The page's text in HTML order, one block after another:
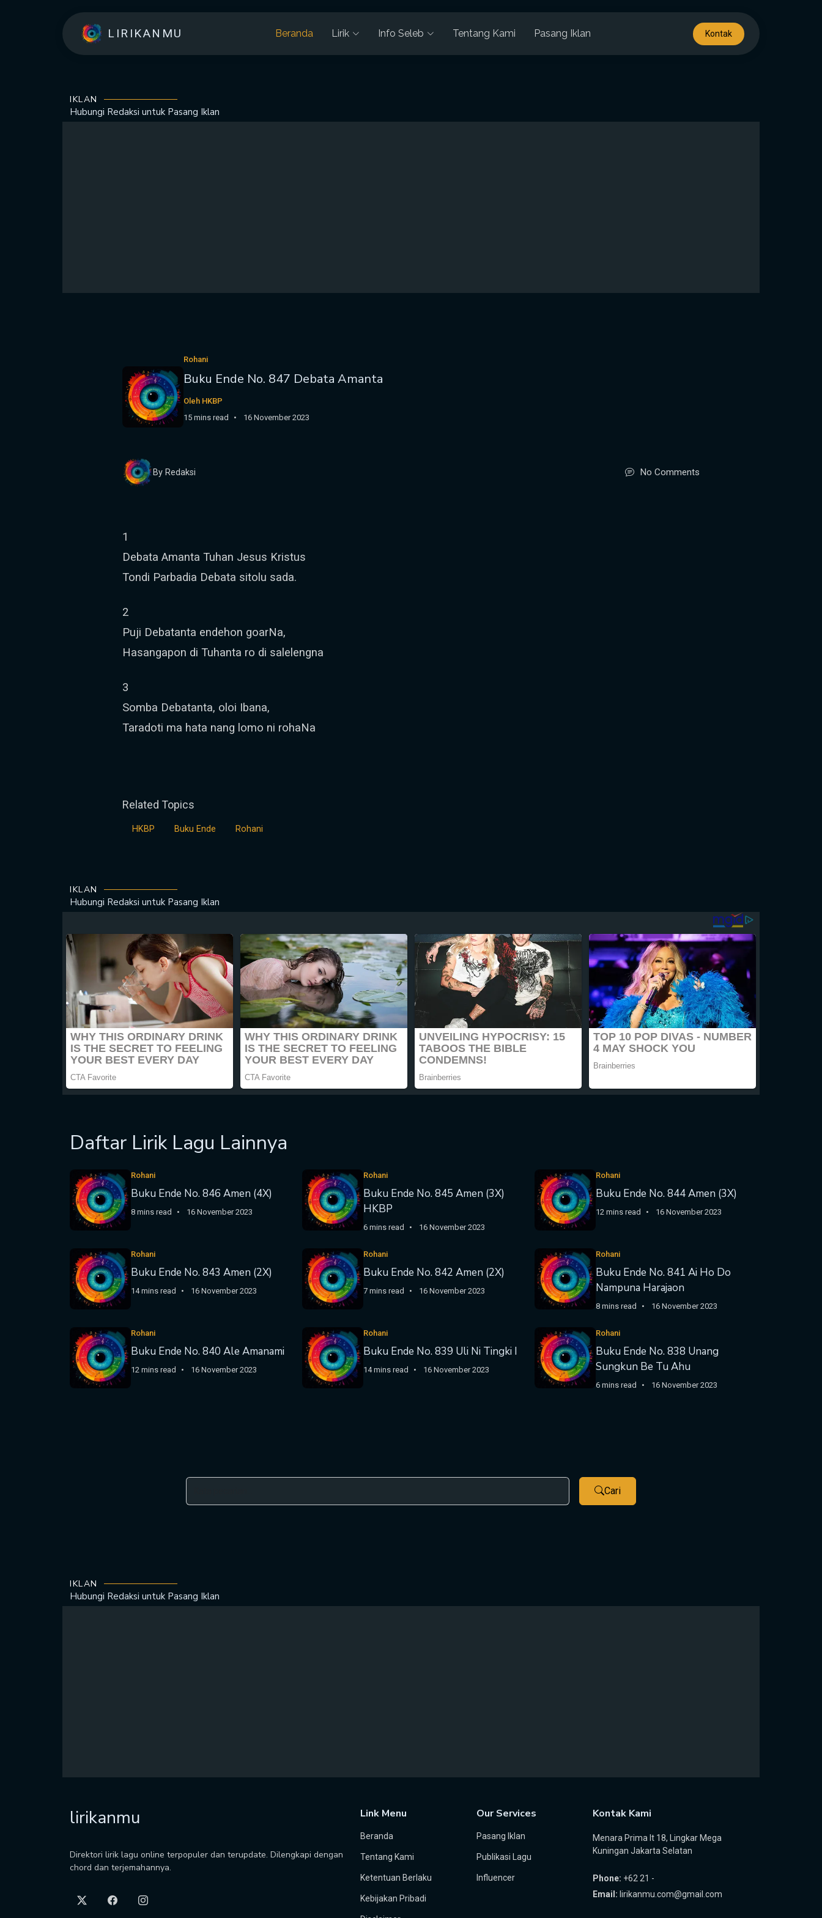
LIRIKANMU Beranda Lirik Info Seleb Tentang Kami Pasang Iklan Kontak
IKLAN
Hubungi Redaksi untuk Pasang Iklan
Rohani
Buku Ende No. 847 Debata Amanta
Oleh HKBP
15 mins read
16 November 2023
By Redaksi No Comments
1
Debata Amanta Tuhan Jesus Kristus
Tondi Parbadia Debata sitolu sada.
2
Puji Debatanta endehon goarNa,
Hasangapon di Tuhanta ro di salelengna
3
Somba Debatanta, oloi Ibana,
Taradoti ma hata nang lomo ni rohaNa
Related Topics
HKBP Buku Ende Rohani
IKLAN
Hubungi Redaksi untuk Pasang Iklan
Daftar Lirik Lagu Lainnya
Rohani
Buku Ende No. 846 Amen (4X)
8 mins read 16 November 2023
Rohani
Buku Ende No. 845 Amen (3X)
HKBP
6 mins read 16 November 2023
Rohani
Buku Ende No. 844 Amen (3X)
12 mins read 16 November 2023
Rohani
Buku Ende No. 843 Amen (2X)
14 mins read 16 November 2023
Rohani
Buku Ende No. 842 Amen (2X)
7 mins read 16 November 2023
Rohani
Buku Ende No. 841 Ai Ho Do
Nampuna Harajaon
8 mins read 16 November 2023
Rohani
Buku Ende No. 840 Ale Amanami
12 mins read 16 November 2023
Rohani
Buku Ende No. 839 Uli Ni Tingki I
14 mins read 16 November 2023
Rohani
Buku Ende No. 838 Unang
Sungkun Be Tu Ahu
6 mins read 16 November 2023
Cari
IKLAN
Hubungi Redaksi untuk Pasang Iklan
lirikanmu
Direktori lirik lagu online terpopuler dan terupdate. Dilengkapi dengan
chord dan terjemahannya.
Link Menu
Beranda
Tentang Kami
Ketentuan Berlaku
Kebijakan Pribadi
Our Services
Pasang Iklan
Publikasi Lagu
Influencer
Kontak Kami
Menara Prima lt 18, Lingkar Mega
Kuningan Jakarta Selatan
Phone: +62 21 -
Email: lirikanmu.com@gmail.com